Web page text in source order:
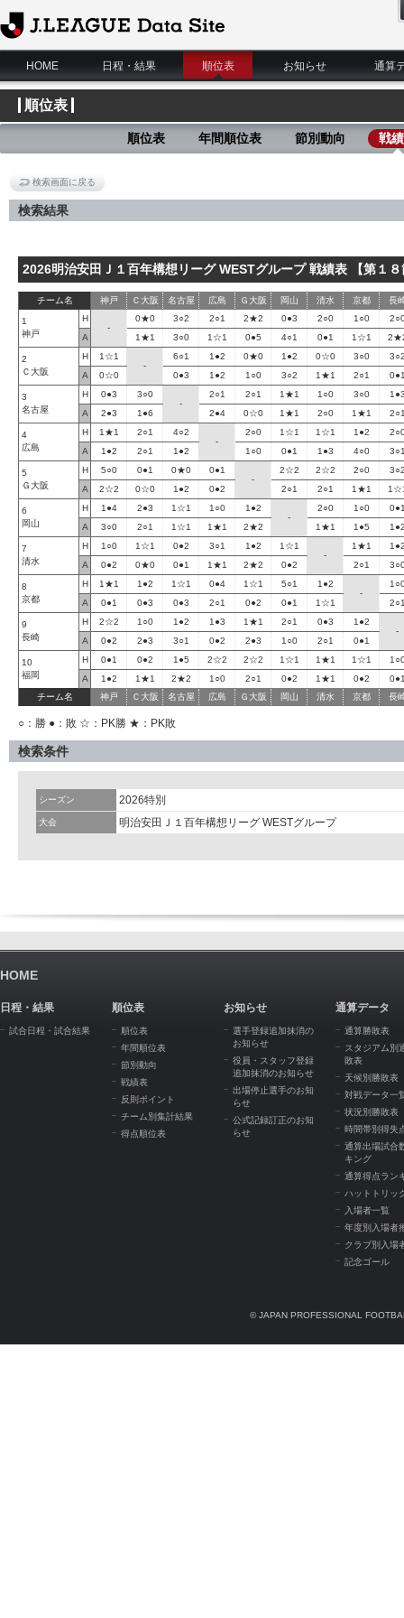
J.League Data Site
HOME
日程・結果 順位表 お知らせ 通算
順位表
順位表 年間順位表 節別動向 戦
検索画面に戻る
検索結果
2026明治安田Ｊ１百年構想リーグ WESTグループ 戦績表 【第１８
チーム名 神戸 Ｃ大阪 名古屋 広島 Ｇ大阪 岡山 清水 京都 長
1
神戸
H
-
0★0 3○2 2○1 2★2 0●3 2○0 1○0
A
1★1 3○0 1☆1 0●5 4○1 0●1 1☆1
2
Ｃ大阪
H
1☆1
-
6○1 1●2 0★0 1●2 0☆0 3○0
A
0☆0 0●3 1●2 1○0 3○2 1★1 2○1
3
名古屋
H 0●3
3○0
-
2○1 2○1 1★1 1○0 3○0
A
2●3 1●6 2●4 0☆0 1★1 2○0 1★1
4
広島
H 1★1 2○1
4○2
-
2○0 1☆1 1☆1 1●2
A
1●2 2○1 1●2 1○0 0●1 1●3 4○0
5
Ｇ大阪
H 5○0 0●1 0★0
0●1
-
2☆2 2☆2 2○0
A
2☆2 0☆0 1●2 0●2 2○1 2○1 1★1
6
岡山
H 1●4 2●3 1☆1 1○0
1●2
-
2○0 1○0
A
3○0 2○1 1☆1 1★1 2★2 1★1 1●5
7
清水
H 1○0 1☆1 0●2 3○1 1●2
1☆1
-
1★1
A
0●2 0★0 0●1 1★1 2★2 0●2 2○1
8
京都
H 1★1 1●2 1☆1 0●4 1☆1 5○1
1●2
-
A
0●1 0●3 0●3 2○1 0●2 0●1 1☆1
9
長崎
H 2☆2 1○0 1●2 1●3 1★1 2○1 0●3
1●2
-
A
0●2 2●3 3○1 0●2 2●3 1○0 2○1 0●1
10
福岡
H 0●1 0●2 1●5 2☆2 2☆2 1☆1 1★1 1☆1
A
1●2 1★1 2★2 1○0 2○1 0●2 1★1 0●2
チーム名
神戸 Ｃ大阪 名古屋 広島 Ｇ大阪 岡山 清水 京都 長
○：勝 ●：敗 ☆：PK勝 ★：PK敗
検索条件
シーズン 2026特別
大会 明治安田Ｊ１百年構想リーグ WESTグループ
HOME
日程・結果
試合日程・試合結果
順位表
順位表
年間順位表
節別動向
戦績表
反則ポイント
チーム別集計結果
得点順位表
お知らせ
選手登録追加抹消の
お知らせ
役員・スタッフ登録
追加抹消のお知らせ
出場停止選手のお知
らせ
公式記録訂正のお知
らせ
通算データ
通算勝敗表
スタジアム別
敗表
天候別勝敗表
対戦データ一
状況別勝敗表
時間帯別得失
通算出場試合
キング
通算得点ラン
ハットトリッ
入場者一覧
年度別入場者
クラブ別入場
記念ゴール
© JAPAN PROFESSIONAL